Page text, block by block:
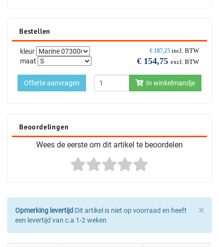
Bestellen
€ 187,25 incl. BTW
€ 154,75 excl. BTW
kleur
maat
In winkelmandje
Offerte aanvragen
Beoordelingen
Wees de eerste om dit artikel te beoordelen
×
Opmerking levertijd Dit artikel is niet op voorraad en heeft
een levertijd van c.a 1-2 weken